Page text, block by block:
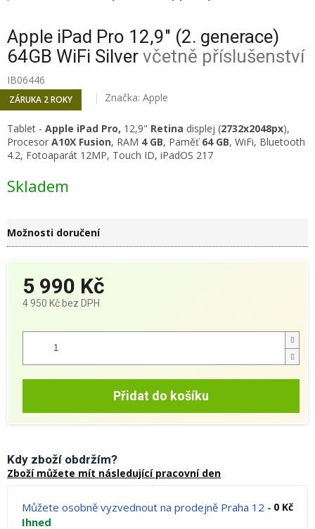
Apple iPad Pro 12,9" (2. generace)
64GB WiFi Silver včetně příslušenství
IB06446
ZÁRUKA 2 ROKY Značka: Apple
Tablet - Apple iPad Pro, 12,9" Retina displej (2732x2048px),
Procesor A10X Fusion, RAM 4 GB, Paměť64 GB, WiFi, Bluetooth
4.2, Fotoaparát 12MP, Touch ID, iPadOS 217
Skladem
Možnosti doručení
5 990 Kč
4 950 Kč bez DPH
cena:
Přidat do košíku
Kdy zboží obdržím?
Zboží můžete mít následující pracovní den
Můžete osobně vyzvednout na prodejně Praha 12 -
Ihned
0 Kč